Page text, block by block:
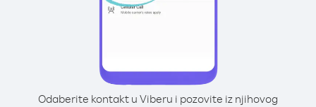
Odaberite kontakt u Viberu i pozovite iz njihovog